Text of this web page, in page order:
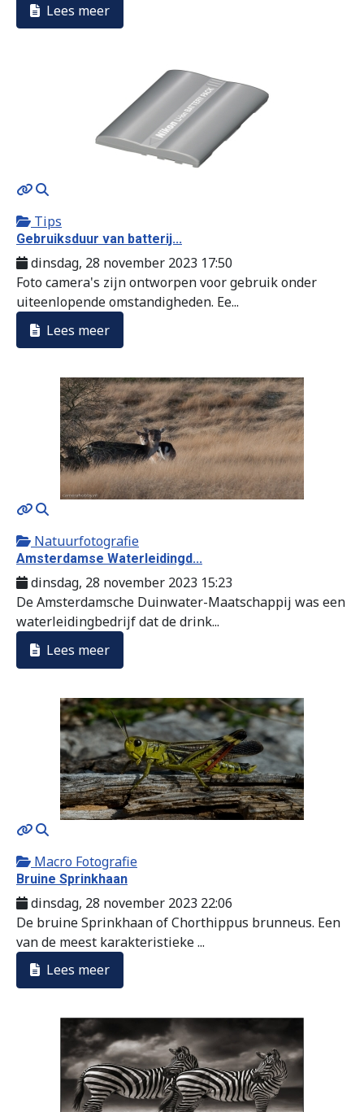
Lees meer
MOD_JTCS_VIEW_ARTICLE_LINK
Tips
Gebruiksduur van batterij...
dinsdag, 28 november 2023 17:50
Foto camera's zijn ontworpen voor gebruik onder
uiteenlopende omstandigheden. Ee...
Lees meer
MOD_JTCS_VIEW_ARTICLE_LINK
Natuurfotografie
Amsterdamse Waterleidingd...
dinsdag, 28 november 2023 15:23
De Amsterdamsche Duinwater-Maatschappij was een
waterleidingbedrijf dat de drink...
Lees meer
MOD_JTCS_VIEW_ARTICLE_LINK
Macro Fotografie
Bruine Sprinkhaan
dinsdag, 28 november 2023 22:06
De bruine Sprinkhaan of Chorthippus brunneus. Een
van de meest karakteristieke ...
Lees meer